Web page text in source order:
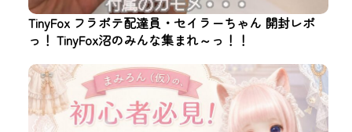
TinyFox フラポテ配達員・セイラーちゃん 開封レポ
っ！ TinyFox沼のみんな集まれ～っ！！